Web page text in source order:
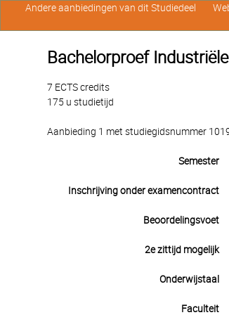
Bachelorproef
7 ECTS credits
175 u studietijd
Aanbieding 1 met studiegidsnummer
Semester
Inschrijving onder examencontract
Beoordelingsvoet
2e zittijd mogelijk
Onderwijstaal
Faculteit
Andere aanbiedingen van dit Studiedeel